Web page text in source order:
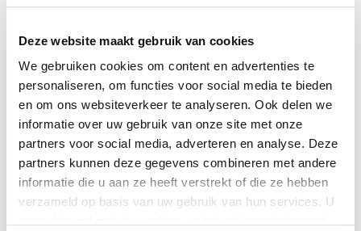
Deze website maakt gebruik van cookies
We gebruiken cookies om content en advertenties te
personaliseren, om functies voor social media te bieden
en om ons websiteverkeer te analyseren. Ook delen we
informatie over uw gebruik van onze site met onze
partners voor social media, adverteren en analyse. Deze
partners kunnen deze gegevens combineren met andere
informatie die u aan ze heeft verstrekt of die ze hebben
verzameld op basis van uw gebruik van hun services. U
Openingsweekend en Medemblikker Steamfair
De expositie is (behalve maandag) van 10 tot 17 uur gratis
toegankelijk. Heeft u een Museumkaart, laat deze dan even
scannen bij de ticketbalie in het bezoekerscentrum.
In het openingsweekend van de expositie (30 en 31 augustus) is
het museum onder stoom. Voor bezoek aan het museum gelden
de reguliere ticket tarieven. Ook tijdens de Medemblikker
Steamfair op 20 en 21 september gelden de reguliere
toegangstarieven.
Bron:Nederlands Stoommachinemuseum